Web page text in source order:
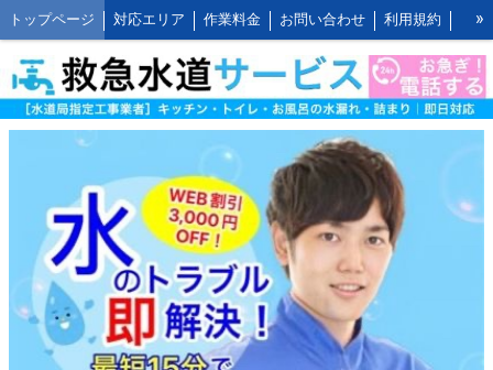
トップページ 対応エリア 作業料金 お問い合わせ 利用規約
水道修理の作業報告 水道修理の施工事例 よくあるご質問 FAQ
救水の水道修理ブログ お客様の声とご感想 WEB割引ご利用方法
公式LINEアカウント キッチンの作業料金
トイレの作業料金 お風呂の作業料金 洗面所の作業料金
屋外の作業料金
»